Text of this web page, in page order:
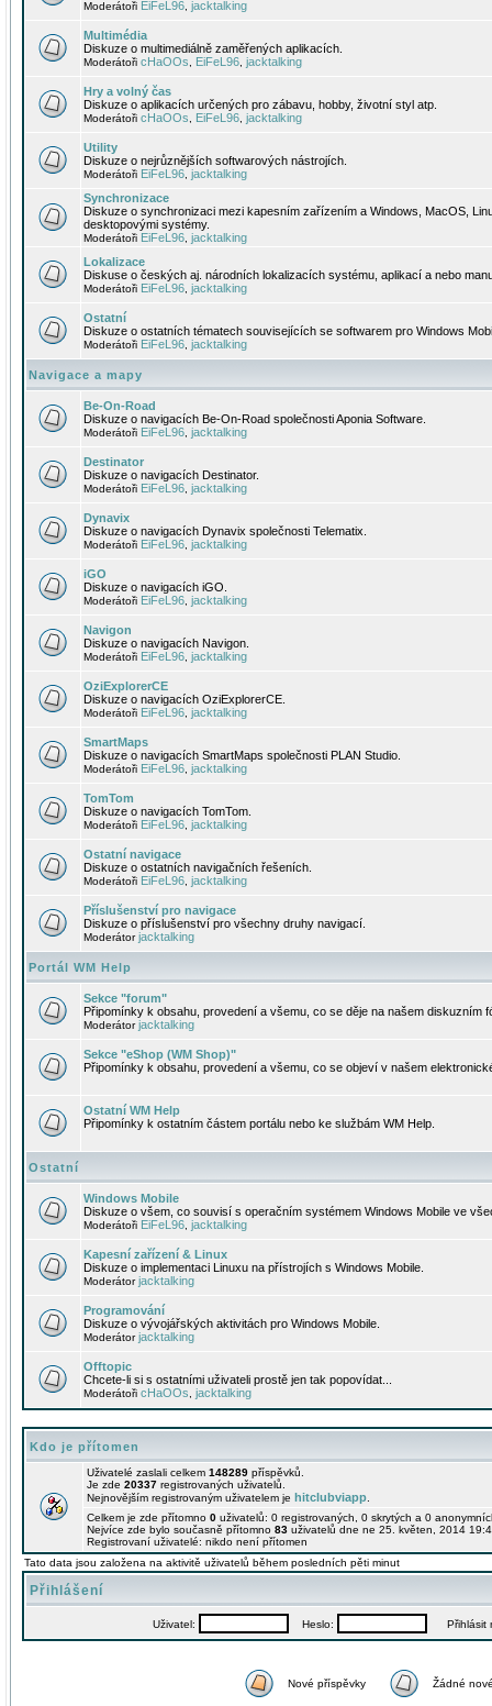
Moderátoři EiFeL96 jacktalking
Multimédia
Diskuze o multimediálně zaměřených aplikacích.
Moderátoři cHaOOs EiFeL96 jacktalking
Hry a volný čas
Diskuze o aplikacích určených pro zábavu, hobby, životní styl atp.
Moderátoři cHaOOs EiFeL96 jacktalking
Utility
Diskuze o nejrůznějších softwarových nástrojích.
Moderátoři EiFeL96 jacktalking
Synchronizace
Diskuze o synchronizaci mezi kapesním zařízením a Windows, MacOS,
desktopovými systémy.
Moderátoři EiFeL96 jacktalking
Lokalizace
Diskuse o českých aj. národních lokalizacích systému, aplikací a nebo
Moderátoři EiFeL96 jacktalking
Ostatní
Diskuze o ostatních tématech souvisejících se softwarem pro Windows
Moderátoři EiFeL96 jacktalking
Navigace a mapy
Be-On-Road
Diskuze o navigacích Be-On-Road společnosti Aponia Software.
Moderátoři EiFeL96 jacktalking
Destinator
Diskuze o navigacích Destinator.
Moderátoři EiFeL96 jacktalking
Dynavix
Diskuze o navigacích Dynavix společnosti Telematix.
Moderátoři EiFeL96 jacktalking
iGO
Diskuze o navigacích iGO.
Moderátoři EiFeL96 jacktalking
Navigon
Diskuze o navigacích Navigon.
Moderátoři EiFeL96 jacktalking
OziExplorerCE
Diskuze o navigacích OziExplorerCE.
Moderátoři EiFeL96 jacktalking
SmartMaps
Diskuze o navigacích SmartMaps společnosti PLAN Studio.
Moderátoři EiFeL96 jacktalking
TomTom
Diskuze o navigacích TomTom.
Moderátoři EiFeL96 jacktalking
Ostatní navigace
Diskuze o ostatních navigačních řešeních.
Moderátoři EiFeL96 jacktalking
Příslušenství pro navigace
Diskuze o příslušenství pro všechny druhy navigací.
Moderátorjacktalking
Portál WM Help
Sekce "forum"
Připomínky k obsahu, provedení a všemu, co se děje na našem diskuzním
Moderátorjacktalking
Sekce "eShop (WM Shop)"
Připomínky k obsahu, provedení a všemu, co se objeví v našem
Ostatní WM Help
Připomínky k ostatním částem portálu nebo ke službám WM Help.
Ostatní
Windows Mobile
Diskuze o všem, co souvisí s operačním systémem Windows Mobile ve
Moderátoři EiFeL96 jacktalking
Kapesní zařízení & Linux
Diskuze o implementaci Linuxu na přístrojích s Windows Mobile.
Moderátorjacktalking
Programování
Diskuze o vývojářských aktivitách pro Windows Mobile.
Moderátorjacktalking
Offtopic
Chcete-li si s ostatními uživateli prostě jen tak popovídat...
Moderátoři cHaOOs jacktalking
Kdo je přítomen
Uživatelé zaslali celkem 148289 příspěvků.
Je zde 20337 registrovaných uživatelů.
Nejnovějším registrovaným uživatelem je hitclubviapp
Celkem je zde přítomno 0 uživatelů: 0 registrovaných, 0 skrytých a 0
Nejvíce zde bylo současně přítomno 83 uživatelů dne ne 25. květen, 2014
Registrovaní uživatelé: nikdo není přítomen
Tato data jsou založena na aktivitě uživatelů během posledních pěti minut
Přihlášení
Uživatel: Heslo: Přihlásit
Nové příspěvky Žádné